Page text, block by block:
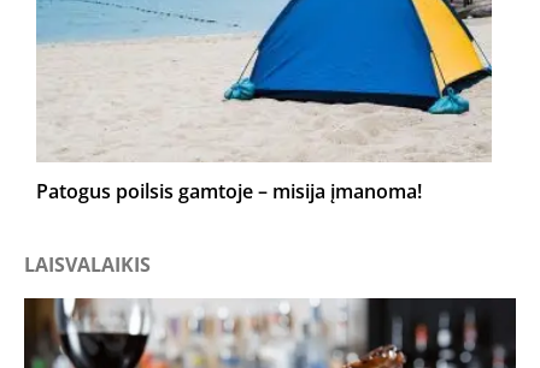
Patogus poilsis gamtoje – misija įmanoma!
LAISVALAIKIS